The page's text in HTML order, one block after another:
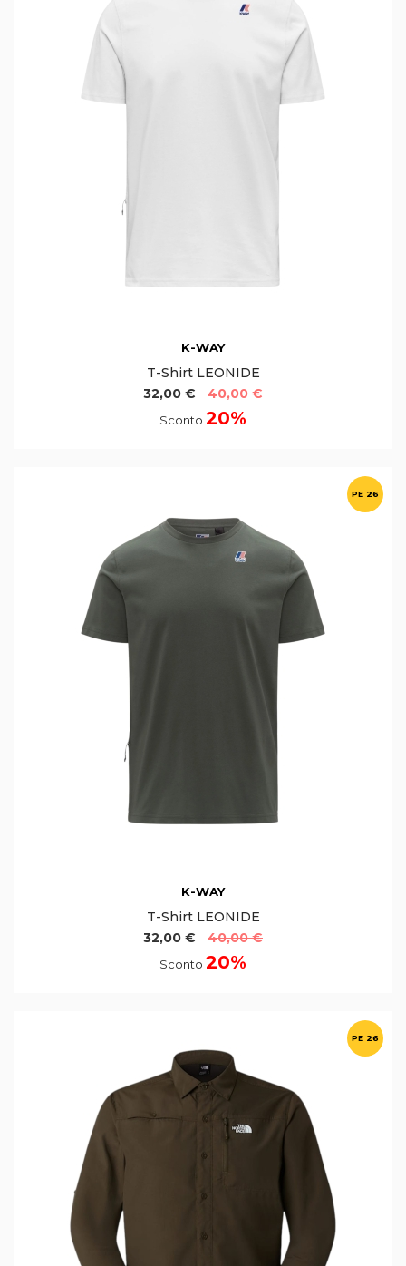
K-WAY
T-Shirt LEONIDE
32,00 €
40,00 €
Sconto 20%
PE 26
K-WAY
T-Shirt LEONIDE
32,00 €
40,00 €
Sconto 20%
PE 26